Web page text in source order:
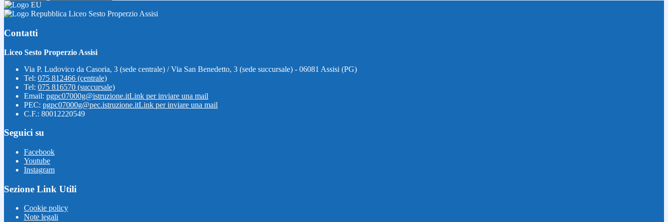
Liceo Sesto Properzio Assisi
Contatti
Liceo Sesto Properzio Assisi
Via P. Ludovico da Casoria, 3 (sede centrale) / Via San Benedetto, 3 (sede succursale) - 06081 Assisi (PG)
Tel: 075 812466 (centrale)
Tel: 075 816570 (succursale)
Email: pgpc07000g@istruzione.itLink per inviare una mail
PEC: pgpc07000g@pec.istruzione.itLink per inviare una mail
C.F.: 80012220549
Seguici su
Facebook
Youtube
Instagram
Sezione Link Utili
Cookie policy
Note legali